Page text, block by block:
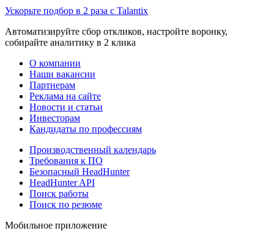
Ускорьте подбор в 2 раза с Talantix
Автоматизируйте сбор откликов, настройте воронку,
собирайте аналитику в 2 клика
О компании
Наши вакансии
Партнерам
Реклама на сайте
Новости и статьи
Инвесторам
Кандидаты по профессиям
Производственный календарь
Требования к ПО
Безопасный HeadHunter
HeadHunter API
Поиск работы
Поиск по резюме
Мобильное приложение